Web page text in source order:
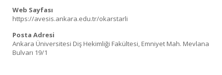
Web Sayfası
https://avesis.ankara.edu.tr/okarstarli
Posta Adresi
Ankara Üniversitesi Diş Hekimliği Fakültesi, Emniyet Mah. Mevlana
Bulvarı 19/1